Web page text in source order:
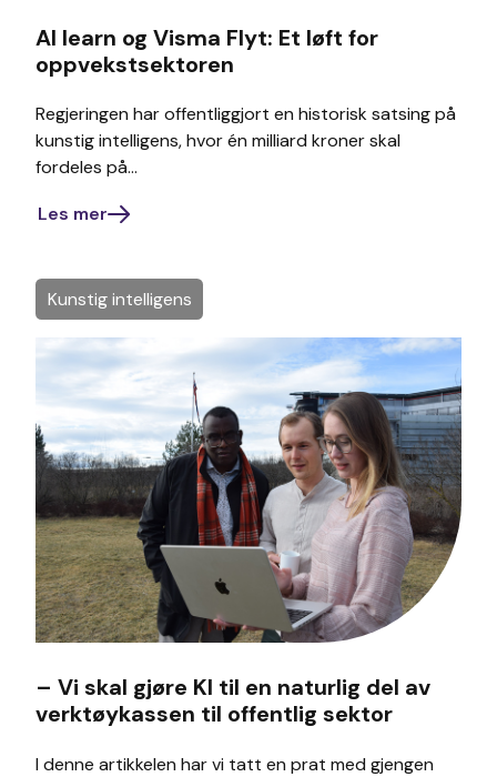
Kunstig intelligens
AI learn og Visma Flyt: Et løft for
oppvekstsektoren
Regjeringen har offentliggjort en historisk satsing på
kunstig intelligens, hvor én milliard kroner skal
fordeles på...
Les mer
– Vi skal gjøre KI til en naturlig del av
verktøykassen til offentlig sektor
I denne artikkelen har vi tatt en prat med gjengen